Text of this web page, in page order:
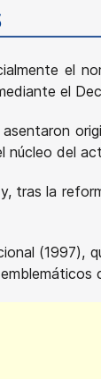
el
el
núcleo del
tras la
(1997),